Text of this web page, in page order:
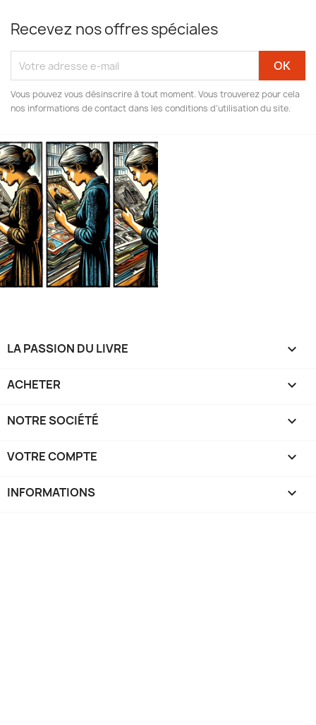
Recevez nos offres spéciales
Vous pouvez vous désinscrire à tout moment. Vous trouverez pour cela
nos informations de contact dans les conditions d'utilisation du site.
LA PASSION DU LIVRE 
ACHETER 
NOTRE SOCIÉTÉ 
VOTRE COMPTE 
INFORMATIONS keyboard_arrow_down